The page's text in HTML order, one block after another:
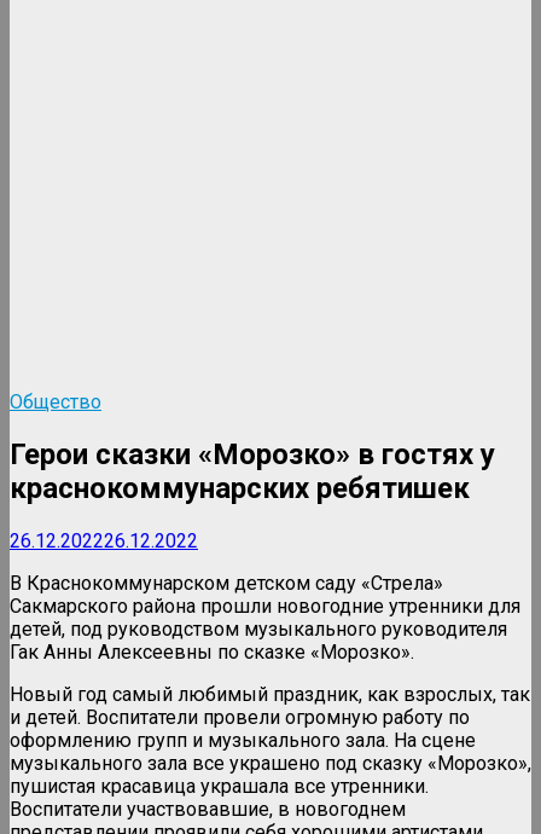
Общество
Герои сказки «Морозко» в гостях у
краснокоммунарских ребятишек
26.12.202226.12.2022
В Краснокоммунарском детском саду «Стрела»
Сакмарского района прошли новогодние утренники для
детей, под руководством музыкального руководителя
Гак Анны Алексеевны по сказке «Морозко».
Новый год самый любимый праздник, как взрослых, так
и детей. Воспитатели провели огромную работу по
оформлению групп и музыкального зала. На сцене
музыкального зала все украшено под сказку «Морозко»,
пушистая красавица украшала все утренники.
Воспитатели участвовавшие, в новогоднем